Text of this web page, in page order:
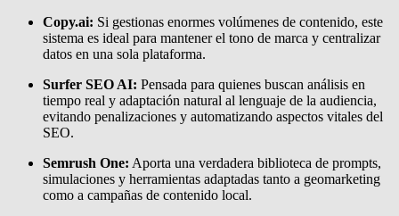
Copy.ai: Si gestionas enormes volúmenes de contenido, este
sistema es ideal para mantener el tono de marca y centralizar
datos en una sola plataforma.
Surfer SEO AI: Pensada para quienes buscan análisis en
tiempo real y adaptación natural al lenguaje de la audiencia,
evitando penalizaciones y automatizando aspectos vitales del
SEO.
Semrush One: Aporta una verdadera biblioteca de prompts,
simulaciones y herramientas adaptadas tanto a geomarketing
como a campañas de contenido local.